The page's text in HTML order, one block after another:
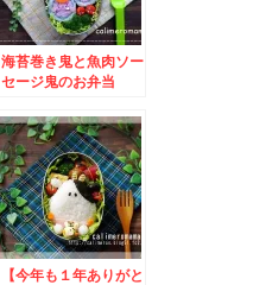
海苔巻き鬼と魚肉ソー
セージ鬼のお弁当
【今年も１年ありがと